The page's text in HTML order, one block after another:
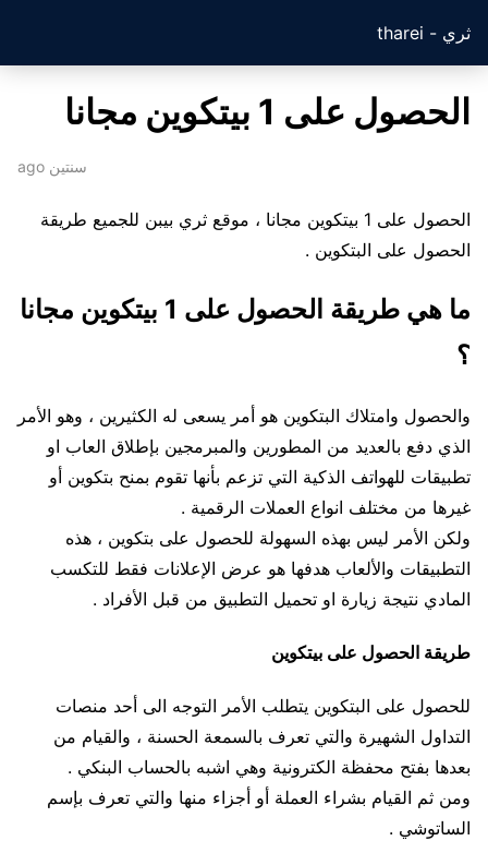
ثري - tharei
الحصول على 1 بيتكوين مجانا
سنتين ago
الحصول على 1 بيتكوين مجانا ، موقع ثري بيبن للجميع طريقة
الحصول على البتكوين .
ما هي طريقة الحصول على 1 بيتكوين مجانا
؟
والحصول وامتلاك البتكوين هو أمر يسعى له الكثيرين ، وهو الأمر
الذي دفع بالعديد من المطورين والمبرمجين بإطلاق العاب او
تطبيقات للهواتف الذكية التي تزعم بأنها تقوم بمنح بتكوين أو
غيرها من مختلف انواع العملات الرقمية .
ولكن الأمر ليس بهذه السهولة للحصول على بتكوين ، هذه
التطبيقات والألعاب هدفها هو عرض الإعلانات فقط للتكسب
المادي نتيجة زيارة او تحميل التطبيق من قبل الأفراد .
طريقة الحصول على بيتكوين
للحصول على البتكوين يتطلب الأمر التوجه الى أحد منصات
التداول الشهيرة والتي تعرف بالسمعة الحسنة ، والقيام من
بعدها بفتح محفظة الكترونية وهي اشبه بالحساب البنكي .
ومن ثم القيام بشراء العملة أو أجزاء منها والتي تعرف بإسم
الساتوشي .